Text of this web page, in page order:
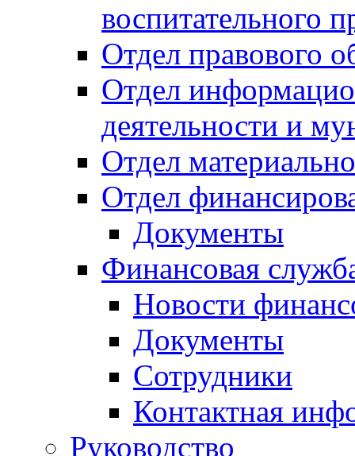
воспитательного
Отдел правового
Отдел
деятельности и
Отдел
Отдел
Документы
Финансовая
Новости
Документы
Сотрудники
Контактная
Руководство